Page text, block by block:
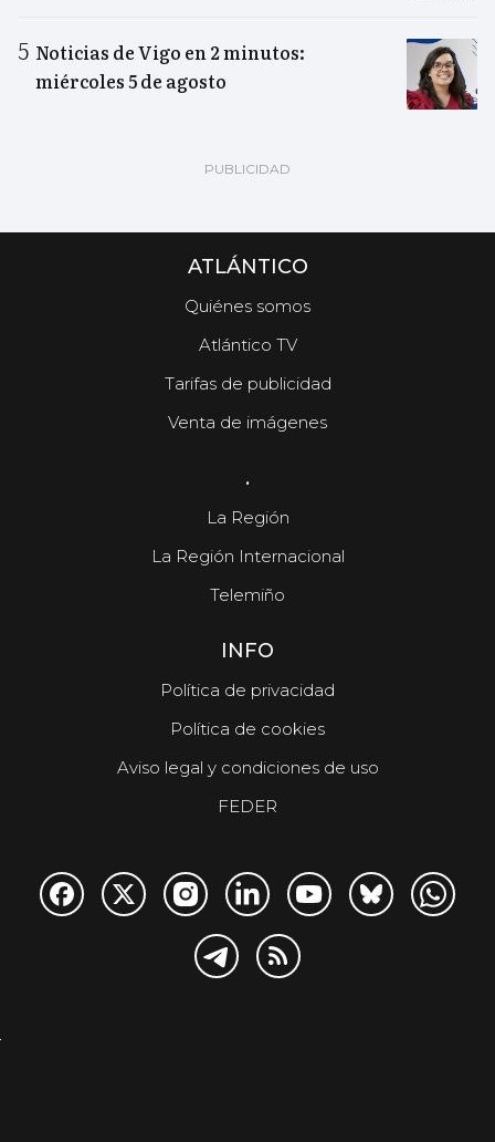
Noticias de Vigo en 2 minutos:
miércoles 5 de agosto
ATLÁNTICO
Quiénes somos
Atlántico TV
Tarifas de publicidad
Venta de imágenes
.
La Región
La Región Internacional
Telemiño
INFO
Política de privacidad
Política de cookies
Aviso legal y condiciones de uso
FEDER